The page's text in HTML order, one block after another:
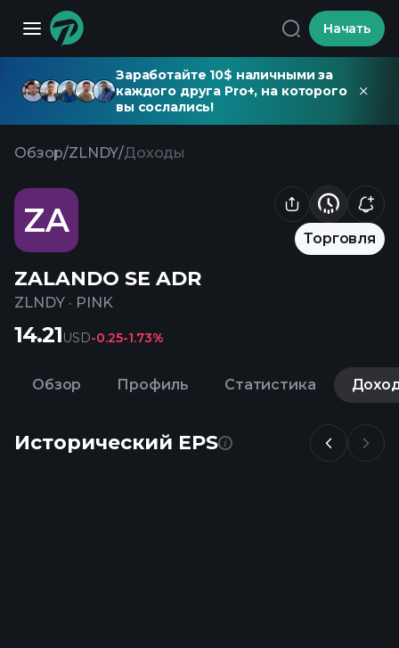
Начать
Заработайте 10$ наличными за
каждого друга Pro+, на которого
вы сослались!
Обзор/ZLNDY/Доходы
ZA Торговля
ZALANDO SE ADR
ZLNDY · PINK
14.21USD-0.25-1.73%
Обзор Профиль Статистика
Исторический EPS